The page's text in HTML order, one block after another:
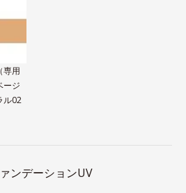
専用
ージ
ル02
ンデーションUV